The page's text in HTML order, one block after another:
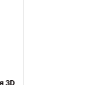
3D